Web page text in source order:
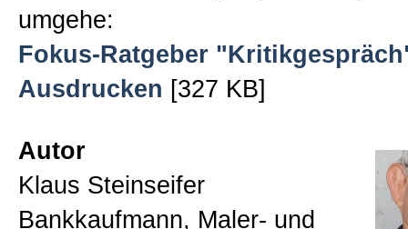
umgehe:
Fokus-Ratgeber
Ausdrucken [327 KB]
Autor
Klaus Steinseifer
Bankkaufmann, Maler- und